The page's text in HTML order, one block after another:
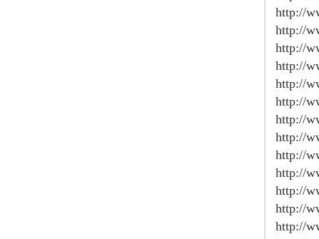
http://
http://
http://
http://
http://
http://
http://
http://
http://
http://
http://
http://
http://